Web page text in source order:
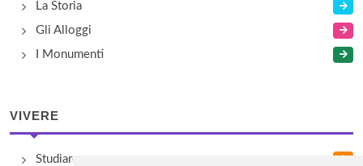
La Storia
Gli Alloggi
I Monumenti
VIVERE
Studiare